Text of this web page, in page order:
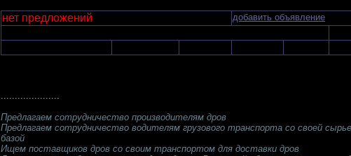
нет предложений добавить объявление
Предлагаем сотрудничество производителям дров
Предлагаем сотрудничество водителям грузового транспорта со своей
базой
Ищем поставщиков дров со своим транспортом для доставки дров